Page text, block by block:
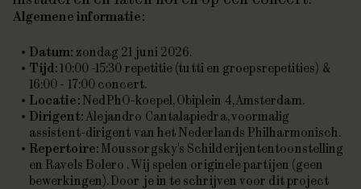
Algemene informatie:
Datum: zondag 21 juni 2026.
Tijd: 10:00 -15:30 repetitie (tutti en groepsrepetities) &
16:00 - 17:00 concert.
Locatie: NedPhO-koepel, Obiplein 4, Amsterdam.
Dirigent:Alejandro Cantalapiedra, voormalig
assistent-dirigent van het Nederlands Philharmonisch.
Repertoire: Moussorgsky's Schilderijententoonstelling
en Ravels Bolero . Wij spelen originele partijen (geen
bewerkingen). Door je in te schrijven voor dit project